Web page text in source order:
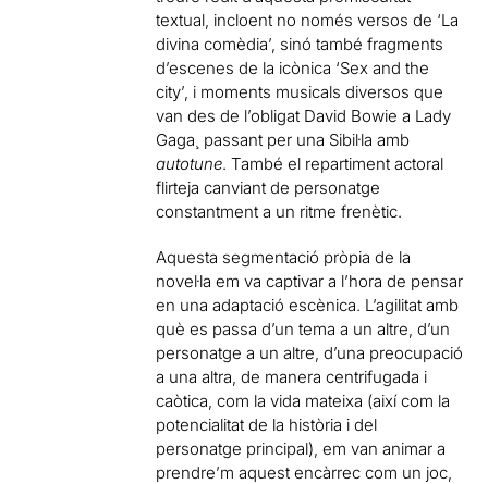
textual, incloent no només versos de ‘La
divina comèdia’, sinó també fragments
d’escenes de la icònica ‘Sex and the
city’, i moments musicals diversos que
van des de l’obligat David Bowie a Lady
Gaga¸ passant per una Sibiŀla amb
autotune. També el repartiment actoral
flirteja canviant de personatge
constantment a un ritme frenètic.
Aquesta segmentació pròpia de la
noveŀla em va captivar a l’hora de pensar
en una adaptació escènica. L’agilitat amb
què es passa d’un tema a un altre, d’un
personatge a un altre, d’una preocupació
a una altra, de manera centrifugada i
caòtica, com la vida mateixa (així com la
potencialitat de la història i del
personatge principal), em van animar a
prendre’m aquest encàrrec com un joc,